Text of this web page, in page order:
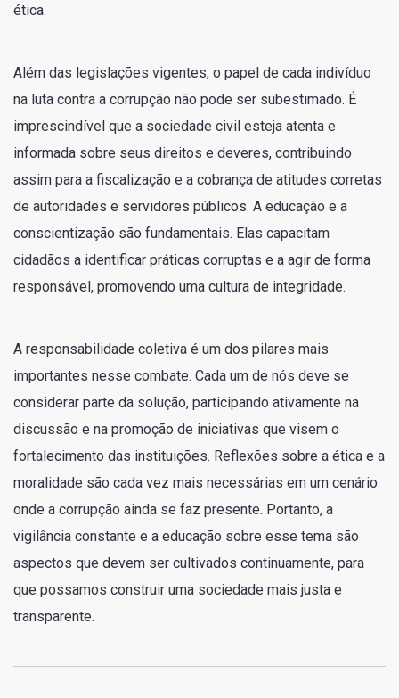
ética.
Além das legislações vigentes, o papel de cada indivíduo
na luta contra a corrupção não pode ser subestimado. É
imprescindível que a sociedade civil esteja atenta e
informada sobre seus direitos e deveres, contribuindo
assim para a fiscalização e a cobrança de atitudes corretas
de autoridades e servidores públicos. A educação e a
conscientização são fundamentais. Elas capacitam
cidadãos a identificar práticas corruptas e a agir de forma
responsável, promovendo uma cultura de integridade.
A responsabilidade coletiva é um dos pilares mais
importantes nesse combate. Cada um de nós deve se
considerar parte da solução, participando ativamente na
discussão e na promoção de iniciativas que visem o
fortalecimento das instituições. Reflexões sobre a ética e a
moralidade são cada vez mais necessárias em um cenário
onde a corrupção ainda se faz presente. Portanto, a
vigilância constante e a educação sobre esse tema são
aspectos que devem ser cultivados continuamente, para
que possamos construir uma sociedade mais justa e
transparente.